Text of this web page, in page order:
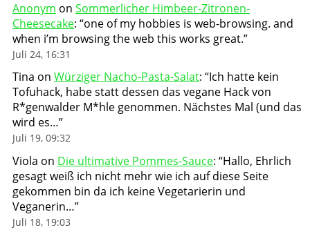
Anonym on Sommerlicher Himbeer-Zitronen-
Cheesecake: “one of my hobbies is web-browsing. and
when i’m browsing the web this works great.”
Juli 24, 16:31
Tina on Würziger Nacho-Pasta-Salat: “Ich hatte kein
Tofuhack, habe statt dessen das vegane Hack von
R*genwalder M*hle genommen. Nächstes Mal (und das
wird es…”
Juli 19, 09:32
Viola on Die ultimative Pommes-Sauce: “Hallo, Ehrlich
gesagt weiß ich nicht mehr wie ich auf diese Seite
gekommen bin da ich keine Vegetarierin und
Veganerin…”
Juli 18, 19:03